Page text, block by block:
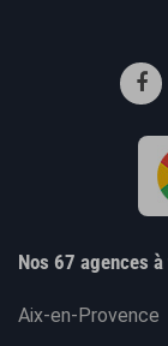
Nos 67 agences
Aix-en-Provence